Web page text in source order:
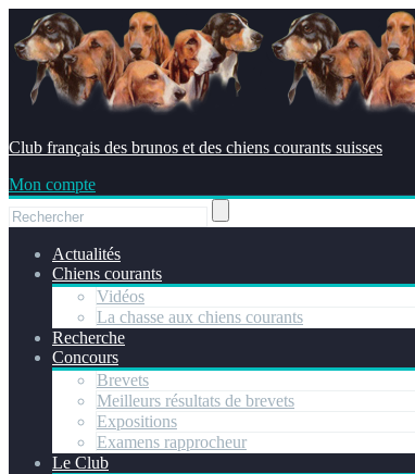
Club français des brunos et des chiens courants suisses
Mon compte
Actualités
Chiens courants
Vidéos
La chasse aux chiens courants
Recherche
Concours
Brevets
Meilleurs résultats de brevets
Expositions
Examens rapprocheur
Le Club